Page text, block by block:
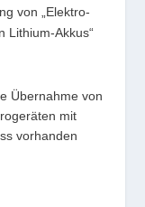
von „Elektro-
Lithium-Akkus“
Übernahme von
mit
vorhanden